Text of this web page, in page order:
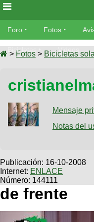
Foro
Foro
MecÃ¡nica
Fotos
SUBÃ
Galeria
Bicicletas
Viajes
Descenso
Dirt
Avisos
Ventas
SUBÃ
Buscar
Ultimos
BicicleterÃ­
Bicicletas
Videos
Cicloturismo
Foro Fotos
Bicicletas Videos
> Fotos > Bicicletas
Mensaje
Notas del
Publicación: 16-10-2008
Internet: ENLACE
Número: 144111
de frente